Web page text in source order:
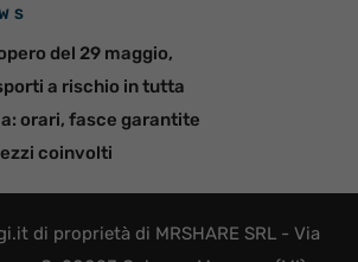
del 29 maggio,
a rischio in tutta
orari, fasce garantite
coinvolti
di proprietà di MRSHARE SRL - Via